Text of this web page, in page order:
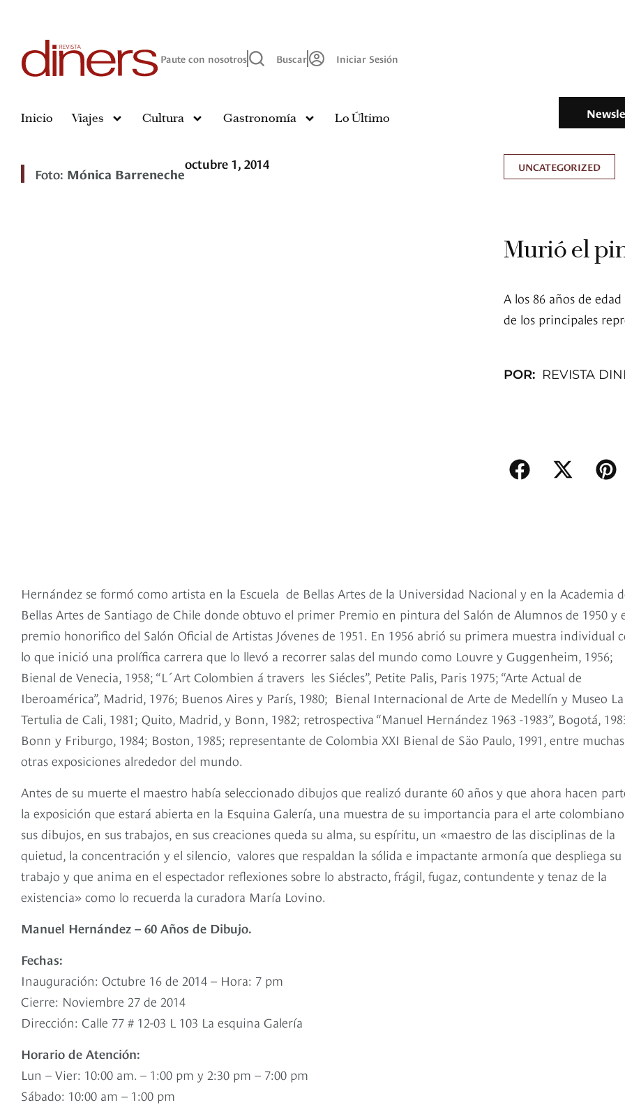
Paute con nosotros Buscar Iniciar Sesión
Inicio Viajes Cultura Gastronomía Lo Último
Foto: Mónica Barreneche
octubre 1, 2014 UNCATEGORIZED
Murió el
A los 86 años de
de los principales
POR: REVISTA
Hernández se formó como artista en la Escuela de Bellas Artes de la Universidad Nacional y en la Academia
Bellas Artes de Santiago de Chile donde obtuvo el primer Premio en pintura del Salón de Alumnos de 1950 y
premio honorifico del Salón Oficial de Artistas Jóvenes de 1951. En 1956 abrió su primera muestra individual
lo que inició una prolífica carrera que lo llevó a recorrer salas del mundo como Louvre y Guggenheim, 1956;
Bienal de Venecia, 1958; “L´Art Colombien á travers les Siécles”, Petite Palis, Paris 1975; “Arte Actual de
Iberoamérica”, Madrid, 1976; Buenos Aires y París, 1980; Bienal Internacional de Arte de Medellín y Museo La
Tertulia de Cali, 1981; Quito, Madrid, y Bonn, 1982; retrospectiva “Manuel Hernández 1963 -1983”, Bogotá,
Bonn y Friburgo, 1984; Boston, 1985; representante de Colombia XXI Bienal de Säo Paulo, 1991, entre muchas
otras exposiciones alrededor del mundo.
Antes de su muerte el maestro había seleccionado dibujos que realizó durante 60 años y que ahora hacen
la exposición que estará abierta en la Esquina Galería, una muestra de su importancia para el arte
sus dibujos, en sus trabajos, en sus creaciones queda su alma, su espíritu, un «maestro de las disciplinas de la
quietud, la concentración y el silencio, valores que respaldan la sólida e impactante armonía que despliega su
trabajo y que anima en el espectador reflexiones sobre lo abstracto, frágil, fugaz, contundente y tenaz de la
existencia» como lo recuerda la curadora María Lovino.
Manuel Hernández – 60 Años de Dibujo.
Fechas:
Inauguración: Octubre 16 de 2014 – Hora: 7 pm
Cierre: Noviembre 27 de 2014
Dirección: Calle 77 # 12-03 L 103 La esquina Galería
Horario de Atención:
Lun – Vier: 10:00 am. – 1:00 pm y 2:30 pm – 7:00 pm
Sábado: 10:00 am – 1:00 pm